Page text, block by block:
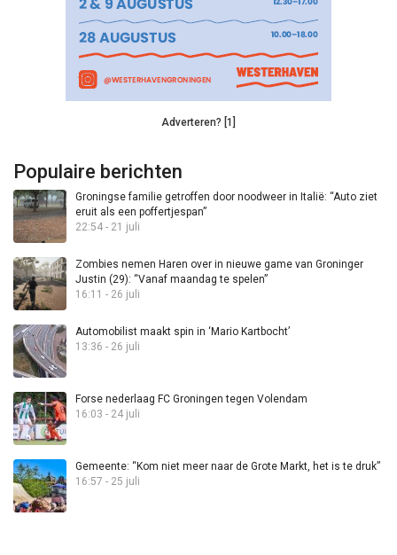
Adverteren? [1]
Populaire berichten
Groningse familie getroffen door noodweer in Italië: “Auto ziet
eruit als een poffertjespan”
22:54 - 21 juli
Zombies nemen Haren over in nieuwe game van Groninger
Justin (29): “Vanaf maandag te spelen”
16:11 - 26 juli
Automobilist maakt spin in ‘Mario Kartbocht’
13:36 - 26 juli
Forse nederlaag FC Groningen tegen Volendam
16:03 - 24 juli
Gemeente: “Kom niet meer naar de Grote Markt, het is te druk”
16:57 - 25 juli